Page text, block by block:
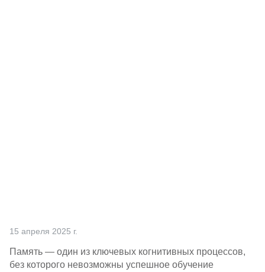
15 апреля 2025 г.
Память — один из ключевых когнитивных процессов,
без которого невозможны успешное обучение